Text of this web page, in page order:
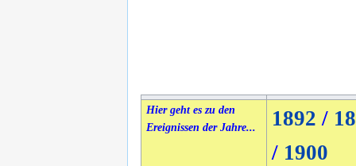
Hier geht es zu den
Ereignissen der Jahre...
1892 /
/ 1900